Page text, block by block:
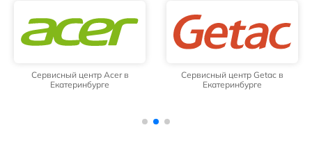
Сервисный центр Acer в
Екатеринбурге
Сервисный центр Getac в
Екатеринбурге